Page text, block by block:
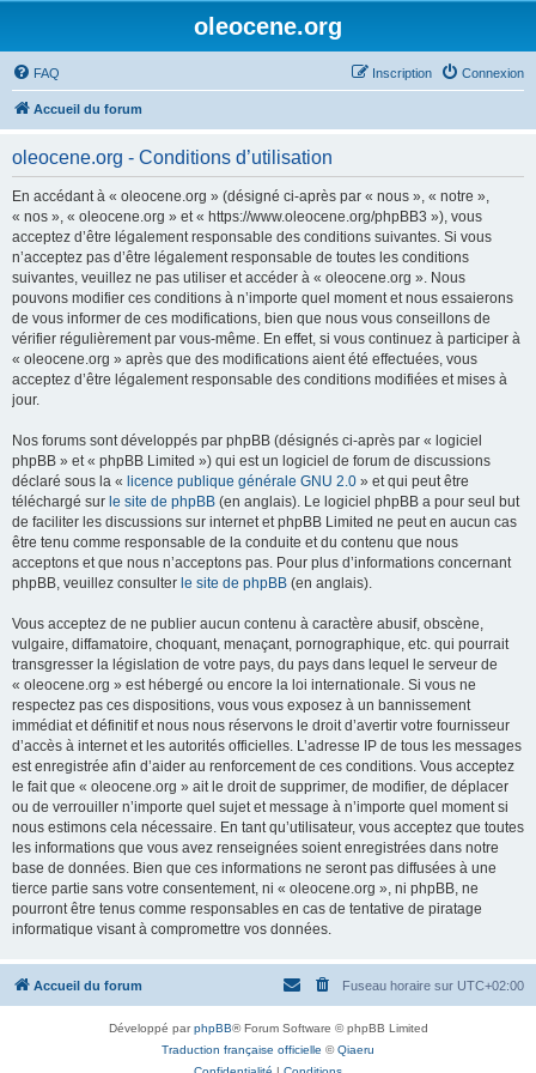
oleocene.org
FAQ Connexion
Inscription
Accueil du forum
oleocene.org - Conditions d’utilisation
En accédant à « oleocene.org » (désigné ci-après par « nous », « notre »,
« nos », « oleocene.org » et « https://www.oleocene.org/phpBB3 »), vous
acceptez d’être légalement responsable des conditions suivantes. Si vous
n’acceptez pas d’être légalement responsable de toutes les conditions
suivantes, veuillez ne pas utiliser et accéder à « oleocene.org ». Nous
pouvons modifier ces conditions à n’importe quel moment et nous essaierons
de vous informer de ces modifications, bien que nous vous conseillons de
vérifier régulièrement par vous-même. En effet, si vous continuez à participer à
« oleocene.org » après que des modifications aient été effectuées, vous
acceptez d’être légalement responsable des conditions modifiées et mises à
jour.
Nos forums sont développés par phpBB (désignés ci-après par « logiciel
phpBB » et « phpBB Limited ») qui est un logiciel de forum de discussions
déclaré sous la « licence publique générale GNU 2.0 » et qui peut être
téléchargé sur le site de phpBB (en anglais). Le logiciel phpBB a pour seul but
de faciliter les discussions sur internet et phpBB Limited ne peut en aucun cas
être tenu comme responsable de la conduite et du contenu que nous
acceptons et que nous n’acceptons pas. Pour plus d’informations concernant
phpBB, veuillez consulter le site de phpBB (en anglais).
Vous acceptez de ne publier aucun contenu à caractère abusif, obscène,
vulgaire, diffamatoire, choquant, menaçant, pornographique, etc. qui pourrait
transgresser la législation de votre pays, du pays dans lequel le serveur de
« oleocene.org » est hébergé ou encore la loi internationale. Si vous ne
respectez pas ces dispositions, vous vous exposez à un bannissement
immédiat et définitif et nous nous réservons le droit d’avertir votre fournisseur
d’accès à internet et les autorités officielles. L’adresse IP de tous les messages
est enregistrée afin d’aider au renforcement de ces conditions. Vous acceptez
le fait que « oleocene.org » ait le droit de supprimer, de modifier, de déplacer
ou de verrouiller n’importe quel sujet et message à n’importe quel moment si
nous estimons cela nécessaire. En tant qu’utilisateur, vous acceptez que toutes
les informations que vous avez renseignées soient enregistrées dans notre
base de données. Bien que ces informations ne seront pas diffusées à une
tierce partie sans votre consentement, ni « oleocene.org », ni phpBB, ne
pourront être tenus comme responsables en cas de tentative de piratage
informatique visant à compromettre vos données.
Accueil du forum Fuseau horaire sur UTC+02:00
Développé parphpBB® Forum Software © phpBB Limited
Traduction française officielle ©Qiaeru